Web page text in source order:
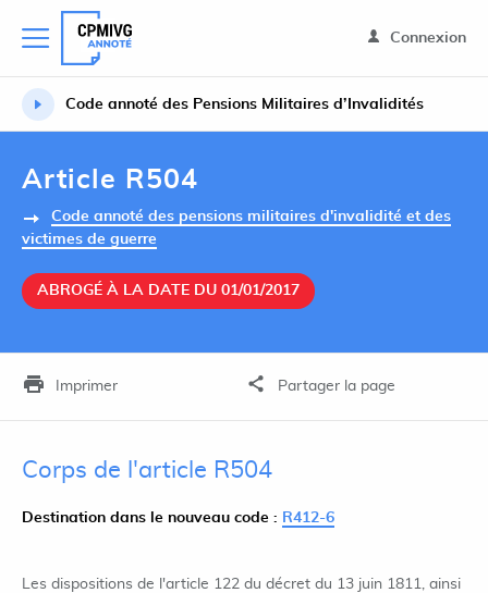
Connexion
Code annoté des Pensions Militaires d’Invalidités
Article R504
Code annoté des pensions militaires d'invalidité et des
victimes de guerre
ABROGÉ À LA DATE DU 01/01/2017
Imprimer Partager la page
Corps de l'article R504
Destination dans le nouveau code : R412-6
Les dispositions de l'article 122 du décret du 13 juin 1811, ainsi